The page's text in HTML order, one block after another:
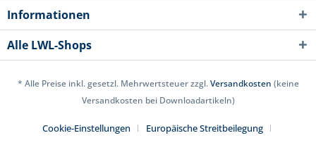
Informationen
Alle LWL-Shops
* Alle Preise inkl. gesetzl. Mehrwertsteuer zzgl.Versandkosten (keine
Versandkosten bei Downloadartikeln)
Cookie-Einstellungen
Europäische Streitbeilegung